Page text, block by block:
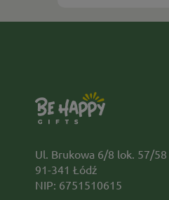
Ul. Brukowa 6/8 lok. 57/58
91-341 Łódź
NIP: 6751510615